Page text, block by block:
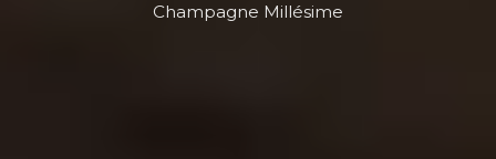
Champagne Millésime